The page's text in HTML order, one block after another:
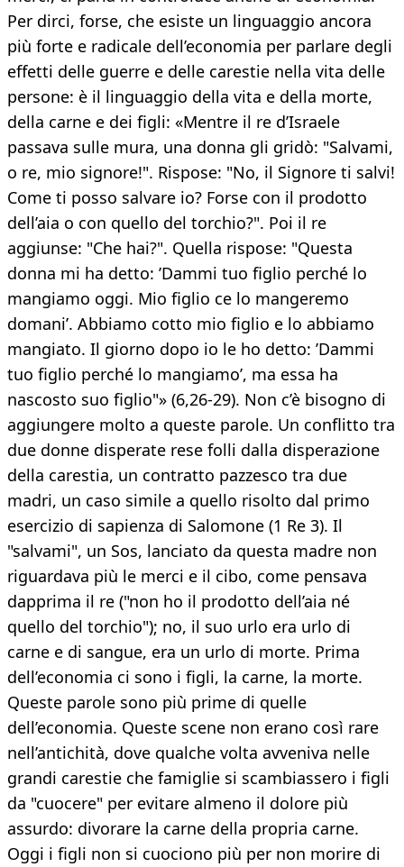
Per dirci, forse, che esiste un linguaggio ancora
più forte e radicale dell’economia per parlare degli
effetti delle guerre e delle carestie nella vita delle
persone: è il linguaggio della vita e della morte,
della carne e dei figli: «Mentre il re d’Israele
passava sulle mura, una donna gli gridò: "Salvami,
o re, mio signore!". Rispose: "No, il Signore ti salvi!
Come ti posso salvare io? Forse con il prodotto
dell’aia o con quello del torchio?". Poi il re
aggiunse: "Che hai?". Quella rispose: "Questa
donna mi ha detto: ’Dammi tuo figlio perché lo
mangiamo oggi. Mio figlio ce lo mangeremo
domani’. Abbiamo cotto mio figlio e lo abbiamo
mangiato. Il giorno dopo io le ho detto: ’Dammi
tuo figlio perché lo mangiamo’, ma essa ha
nascosto suo figlio"» (6,26-29). Non c’è bisogno di
aggiungere molto a queste parole. Un conflitto tra
due donne disperate rese folli dalla disperazione
della carestia, un contratto pazzesco tra due
madri, un caso simile a quello risolto dal primo
esercizio di sapienza di Salomone (1 Re 3). Il
"salvami", un Sos, lanciato da questa madre non
riguardava più le merci e il cibo, come pensava
dapprima il re ("non ho il prodotto dell’aia né
quello del torchio"); no, il suo urlo era urlo di
carne e di sangue, era un urlo di morte. Prima
dell’economia ci sono i figli, la carne, la morte.
Queste parole sono più prime di quelle
dell’economia. Queste scene non erano così rare
nell’antichità, dove qualche volta avveniva nelle
grandi carestie che famiglie si scambiassero i figli
da "cuocere" per evitare almeno il dolore più
assurdo: divorare la carne della propria carne.
Oggi i figli non si cuociono più per non morire di